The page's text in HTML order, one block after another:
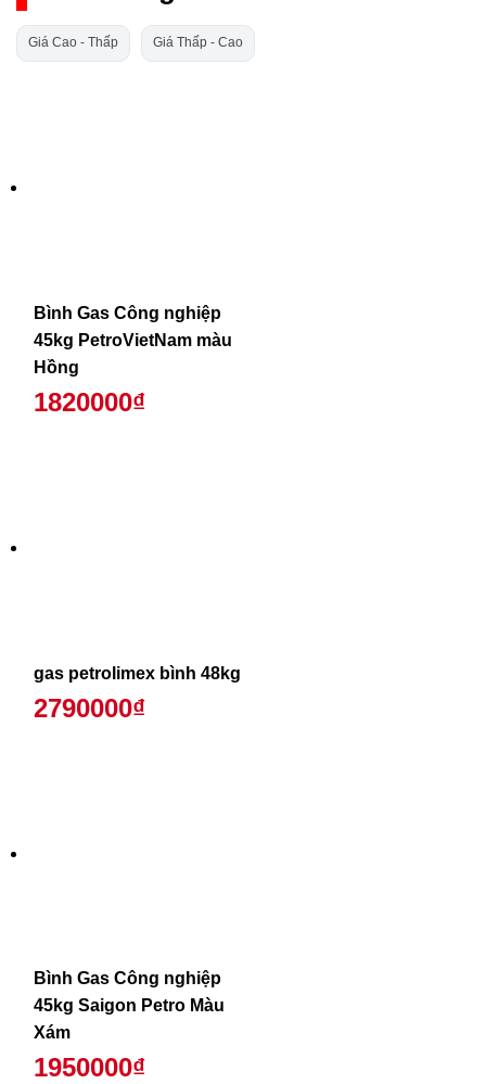
Giá Cao - Thấp Giá Thấp - Cao
Bình Gas Công nghiệp
45kg PetroVietNam màu
Hồng
1820000₫
gas petrolimex bình 48kg
2790000₫
Bình Gas Công nghiệp
45kg Saigon Petro Màu
Xám
1950000₫